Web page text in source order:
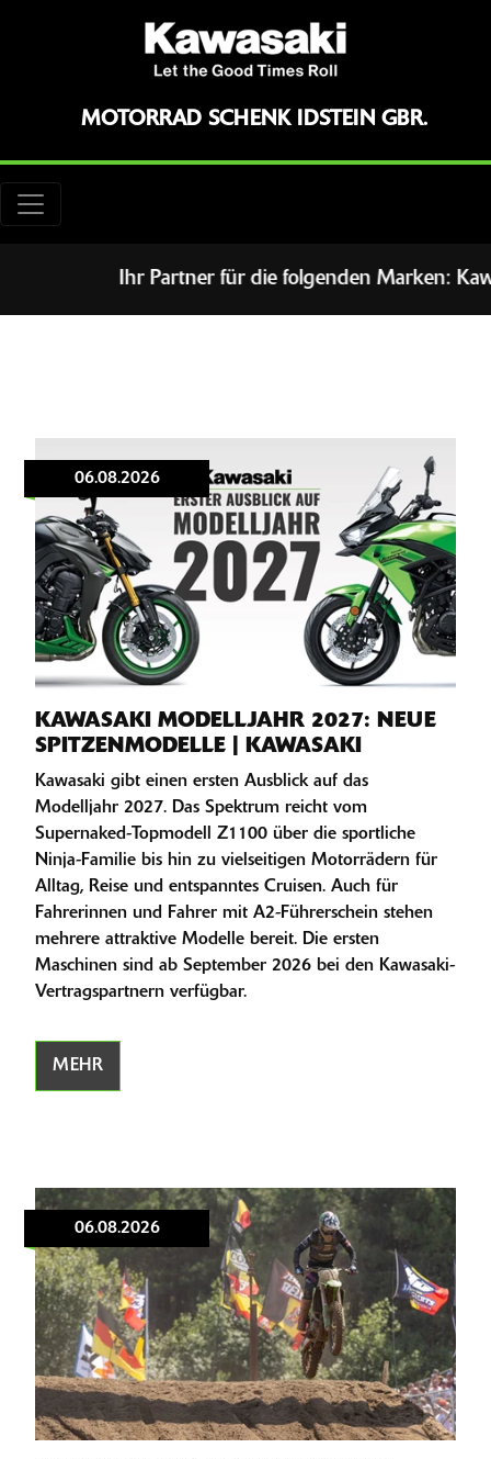
MOTORRAD SCHENK IDSTEIN GBR.
Ihr Partner für die folgenden Marken: Kawasaki
06.08.2026
KAWASAKI MODELLJAHR 2027: NEUE
SPITZENMODELLE | KAWASAKI
Kawasaki gibt einen ersten Ausblick auf das
Modelljahr 2027. Das Spektrum reicht vom
Supernaked-Topmodell Z1100 über die sportliche
Ninja-Familie bis hin zu vielseitigen Motorrädern für
Alltag, Reise und entspanntes Cruisen. Auch für
Fahrerinnen und Fahrer mit A2-Führerschein stehen
mehrere attraktive Modelle bereit. Die ersten
Maschinen sind ab September 2026 bei den Kawasaki-
Vertragspartnern verfügbar.
MEHR
06.08.2026